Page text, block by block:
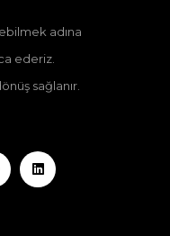
adına
ederiz.
sağlanır.